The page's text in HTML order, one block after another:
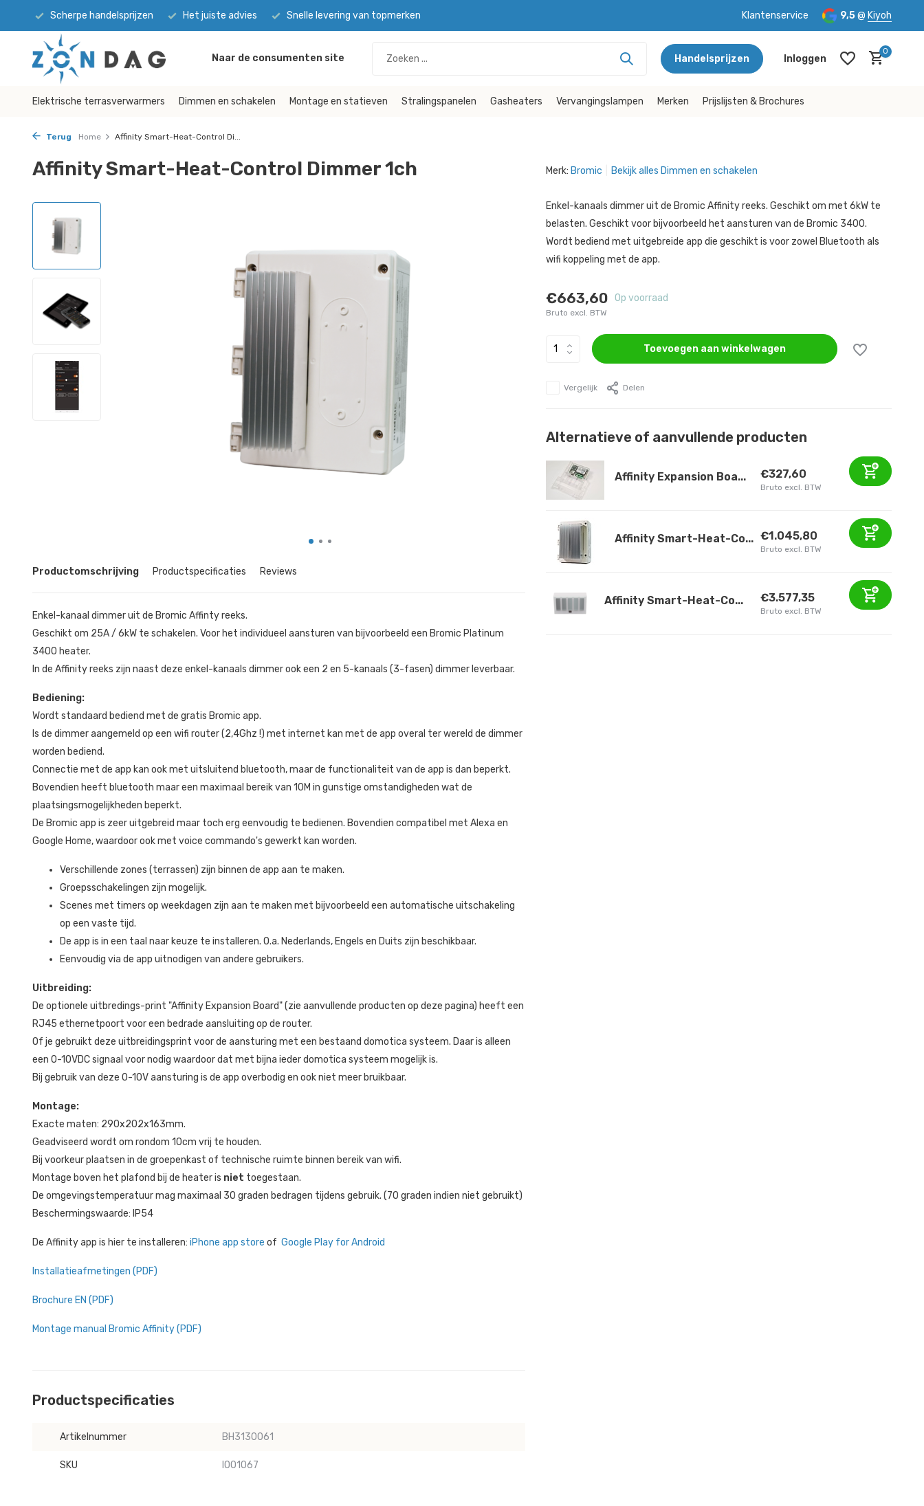
Scherpe handelsprijzen Het juiste advies Snelle levering van topmerken Klantenservice 9,5@ Kiyoh
Naar de consumenten site Handelsprijzen Inloggen
0
Elektrische terrasverwarmers Dimmen en schakelen Montage en statieven Stralingspanelen Gasheaters Vervangingslampen Merken Prijslijsten & Brochures
Terug Home Affinity Smart-Heat-Control Di...
Affinity Smart-Heat-Control Dimmer 1ch
Productomschrijving Productspecificaties Reviews
Enkel-kanaal dimmer uit de Bromic Affinty reeks.
Geschikt om 25A / 6kW te schakelen. Voor het individueel aansturen van bijvoorbeeld een Bromic Platinum
3400 heater.
In de Affinity reeks zijn naast deze enkel-kanaals dimmer ook een 2 en 5-kanaals (3-fasen) dimmer leverbaar.
Bediening:
Wordt standaard bediend met de gratis Bromic app.
Is de dimmer aangemeld op een wifi router (2,4Ghz !) met internet kan met de app overal ter wereld de dimmer
worden bediend.
Connectie met de app kan ook met uitsluitend bluetooth, maar de functionaliteit van de app is dan beperkt.
Bovendien heeft bluetooth maar een maximaal bereik van 10M in gunstige omstandigheden wat de
plaatsingsmogelijkheden beperkt.
De Bromic app is zeer uitgebreid maar toch erg eenvoudig te bedienen. Bovendien compatibel met Alexa en
Google Home, waardoor ook met voice commando's gewerkt kan worden.
Verschillende zones (terrassen) zijn binnen de app aan te maken.
Groepsschakelingen zijn mogelijk.
Scenes met timers op weekdagen zijn aan te maken met bijvoorbeeld een automatische uitschakeling
op een vaste tijd.
De app is in een taal naar keuze te installeren. O.a. Nederlands, Engels en Duits zijn beschikbaar.
Eenvoudig via de app uitnodigen van andere gebruikers.
Uitbreiding:
De optionele uitbredings-print "Affinity Expansion Board" (zie aanvullende producten op deze pagina) heeft een
RJ45 ethernetpoort voor een bedrade aansluiting op de router.
Of je gebruikt deze uitbreidingsprint voor de aansturing met een bestaand domotica systeem. Daar is alleen
een 0-10VDC signaal voor nodig waardoor dat met bijna ieder domotica systeem mogelijk is.
Bij gebruik van deze 0-10V aansturing is de app overbodig en ook niet meer bruikbaar.
Montage:
Exacte maten: 290x202x163mm.
Geadviseerd wordt om rondom 10cm vrij te houden.
Bij voorkeur plaatsen in de groepenkast of technische ruimte binnen bereik van wifi.
Montage boven het plafond bij de heater is niet toegestaan.
De omgevingstemperatuur mag maximaal 30 graden bedragen tijdens gebruik. (70 graden indien niet gebruikt)
Beschermingswaarde: IP54
De Affinity app is hier te installeren: iPhone app store of Google Play for Android
Installatieafmetingen (PDF)
Brochure EN (PDF)
Montage manual Bromic Affinity (PDF)
Productspecificaties
Artikelnummer BH3130061
SKU IO01067
Merk: Bromic Bekijk alles Dimmen en schakelen
Enkel-kanaals dimmer uit de Bromic Affinity reeks. Geschikt om met 6kW te
belasten. Geschikt voor bijvoorbeeld het aansturen van de Bromic 3400.
Wordt bediend met uitgebreide app die geschikt is voor zowel Bluetooth als
wifi koppeling met de app.
€663,60 Op voorraad
Bruto excl. BTW
Toevoegen aan winkelwagen
Vergelijk Delen
Alternatieve of aanvullende producten
Affinity Expansion Boa... €327,60
Bruto excl. BTW
Affinity Smart-Heat-Co... €1.045,80
Bruto excl. BTW
Affinity Smart-Heat-Co... €3.577,35
Bruto excl. BTW